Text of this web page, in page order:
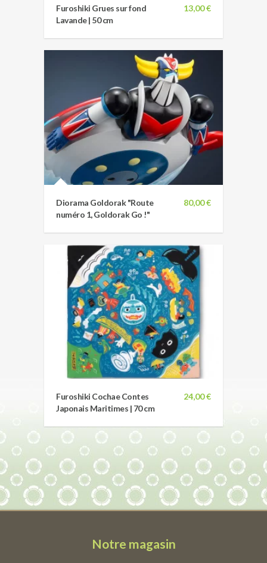
13,00 €
Furoshiki Grues sur fond
Lavande | 50 cm
80,00 €
Diorama Goldorak "Route
numéro 1, Goldorak Go !"
24,00 €
Furoshiki Cochae Contes
Japonais Maritimes | 70 cm
Notre magasin